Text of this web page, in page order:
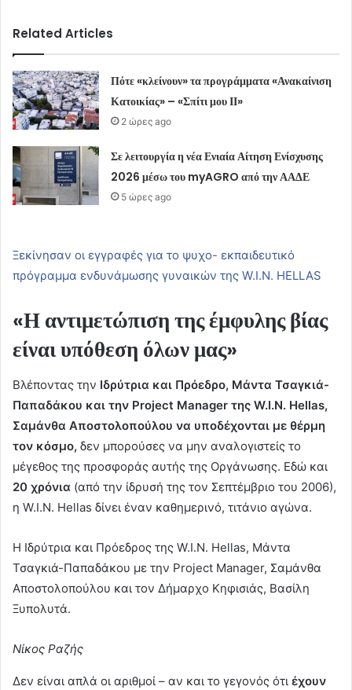
Related Articles
Πότε «κλείνουν» τα προγράμματα «Ανακαίνιση
Κατοικίας» – «Σπίτι μου ΙΙ»
2 ώρες ago
Σε λειτουργία η νέα Ενιαία Αίτηση Ενίσχυσης
2026 μέσω του myAGRO από την ΑΑΔΕ
5 ώρες ago
Ξεκίνησαν οι εγγραφές για το ψυχο- εκπαιδευτικό
πρόγραμμα ενδυνάμωσης γυναικών της W.I.N. HELLAS
«Η αντιμετώπιση της έμφυλης βίας
είναι υπόθεση όλων μας»
Βλέποντας την Ιδρύτρια και Πρόεδρο, Μάντα Τσαγκιά-
Παπαδάκου και την Project Manager της W.I.N. Hellas,
Σαμάνθα Αποστολοπούλου να υποδέχονται με θέρμη
τον κόσμο, δεν μπορούσες να μην αναλογιστείς το
μέγεθος της προσφοράς αυτής της Οργάνωσης. Εδώ και
20 χρόνια (από την ίδρυσή της τον Σεπτέμβριο του 2006),
η W.I.N. Hellas δίνει έναν καθημερινό, τιτάνιο αγώνα.
Η Ιδρύτρια και Πρόεδρος της W.I.N. Hellas, Μάντα
Τσαγκιά-Παπαδάκου με την Project Manager, Σαμάνθα
Αποστολοπούλου και τον Δήμαρχο Κηφισιάς, Βασίλη
Ξυπολυτά.
Νίκος Ραζής
Δεν είναι απλά οι αριθμοί – αν και το γεγονός ότι έχουν